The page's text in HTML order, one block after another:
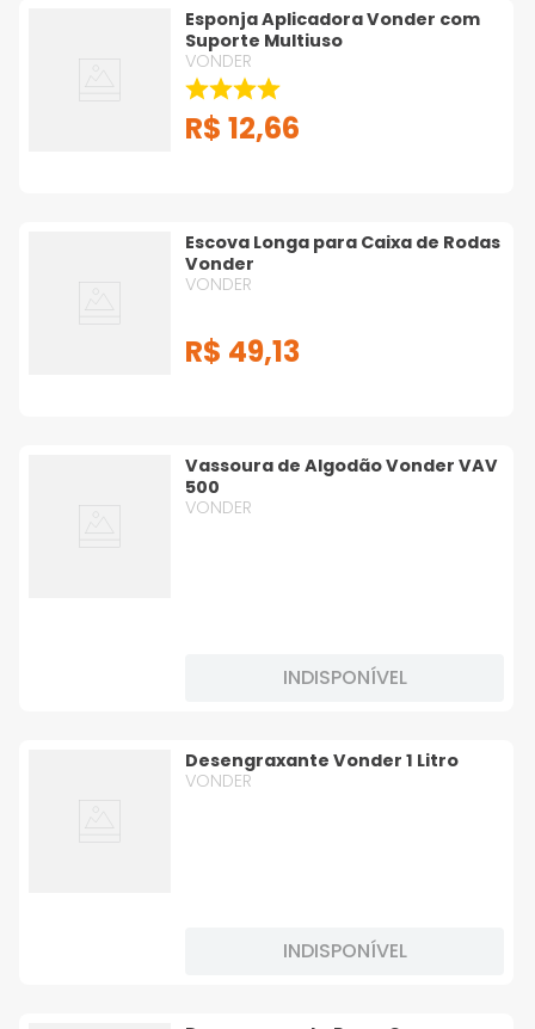
Esponja Aplicadora Vonder com
Suporte Multiuso
VONDER
R$ 12,66
Escova Longa para Caixa de Rodas
Vonder
VONDER
R$ 49,13
Vassoura de Algodão Vonder VAV
500
VONDER
INDISPONÍVEL
Desengraxante Vonder 1 Litro
VONDER
INDISPONÍVEL